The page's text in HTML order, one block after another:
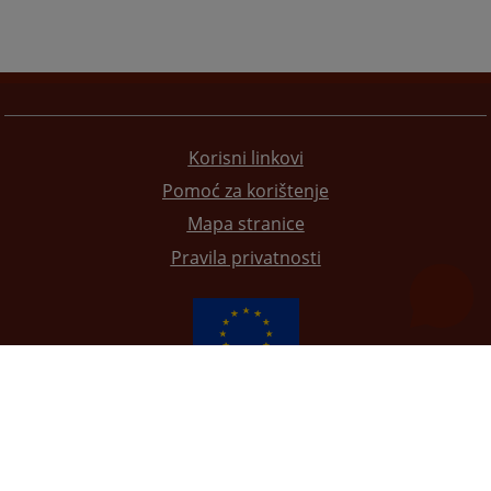
Korisni linkovi
Pomoć za korištenje
Mapa stranice
Pravila privatnosti